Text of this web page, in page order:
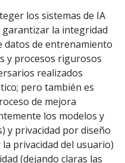
los sistemas de IA
la integridad
datos de entrenamiento
y procesos rigurosos
realizados
pero también es
de mejora
los modelos y
y privacidad por diseño
privacidad del usuario)
(dejando claras las